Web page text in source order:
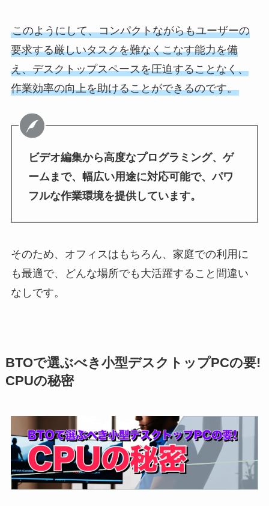
このようにして、コンパクトながらもユーザーの
要求する厳しいタスクを難なくこなす能力を備
え、デスクトップスペースを圧迫することなく、
作業効率の向上を助けることができるのです。
ビデオ編集から高度なプログラミング、ゲ
ームまで、幅広い用途に対応可能で、パワ
フルな作業環境を提供しています。
そのため、オフィスはもちろん、家庭での利用に
も最適で、どんな場所でも大活躍すること間違い
なしです。
BTOで選ぶべき小型デスクトップPCの要!
CPUの秘密